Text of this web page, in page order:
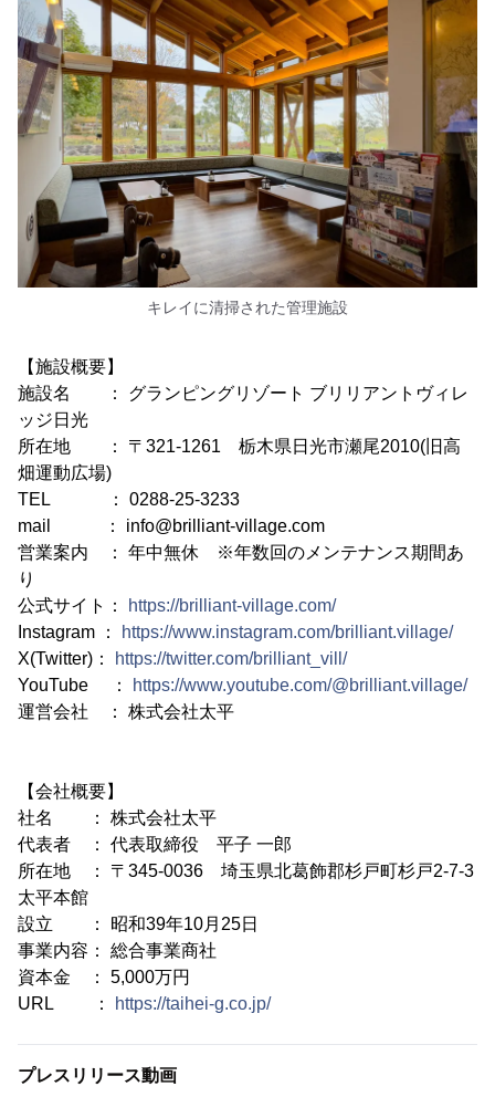
キレイに清掃された管理施設
【施設概要】
施設名 ： グランピングリゾート ブリリアントヴィレ
ッジ日光
所在地 ： 〒321-1261 栃木県日光市瀬尾2010(旧高
畑運動広場)
TEL ： 0288-25-3233
mail ： info@brilliant-village.com
営業案内 ： 年中無休 ※年数回のメンテナンス期間あ
り
公式サイト：
https://brilliant-village.com/
Instagram ：
https://www.instagram.com/brilliant.village/
X(Twitter)：
https://twitter.com/brilliant_vill/
YouTube ：
https://www.youtube.com/@brilliant.village/
運営会社 ： 株式会社太平
【会社概要】
社名 ： 株式会社太平
代表者 ： 代表取締役 平子 一郎
所在地 ： 〒345-0036 埼玉県北葛飾郡杉戸町杉戸2-7-3
太平本館
設立 ： 昭和39年10月25日
事業内容： 総合事業商社
資本金 ： 5,000万円
URL ：
https://taihei-g.co.jp/
プレスリリース動画